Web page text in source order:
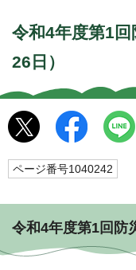
令和4年度第1回
26日）
ページ番号1040242
令和4年度第1回防